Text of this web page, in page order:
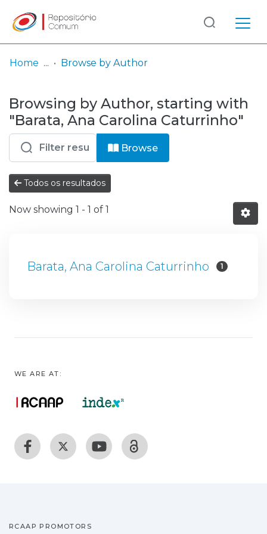
& Collections
Browse repository
Entities
Log
In
(current)
Home Browse by Author
Browsing by Author, starting with
"Barata, Ana Carolina Caturrinho"
Browse
Todos os resultados
Now showing 1 - 1 of 1
Barata, Ana Carolina Caturrinho 1
WE ARE AT:
RCAAP PROMOTORS